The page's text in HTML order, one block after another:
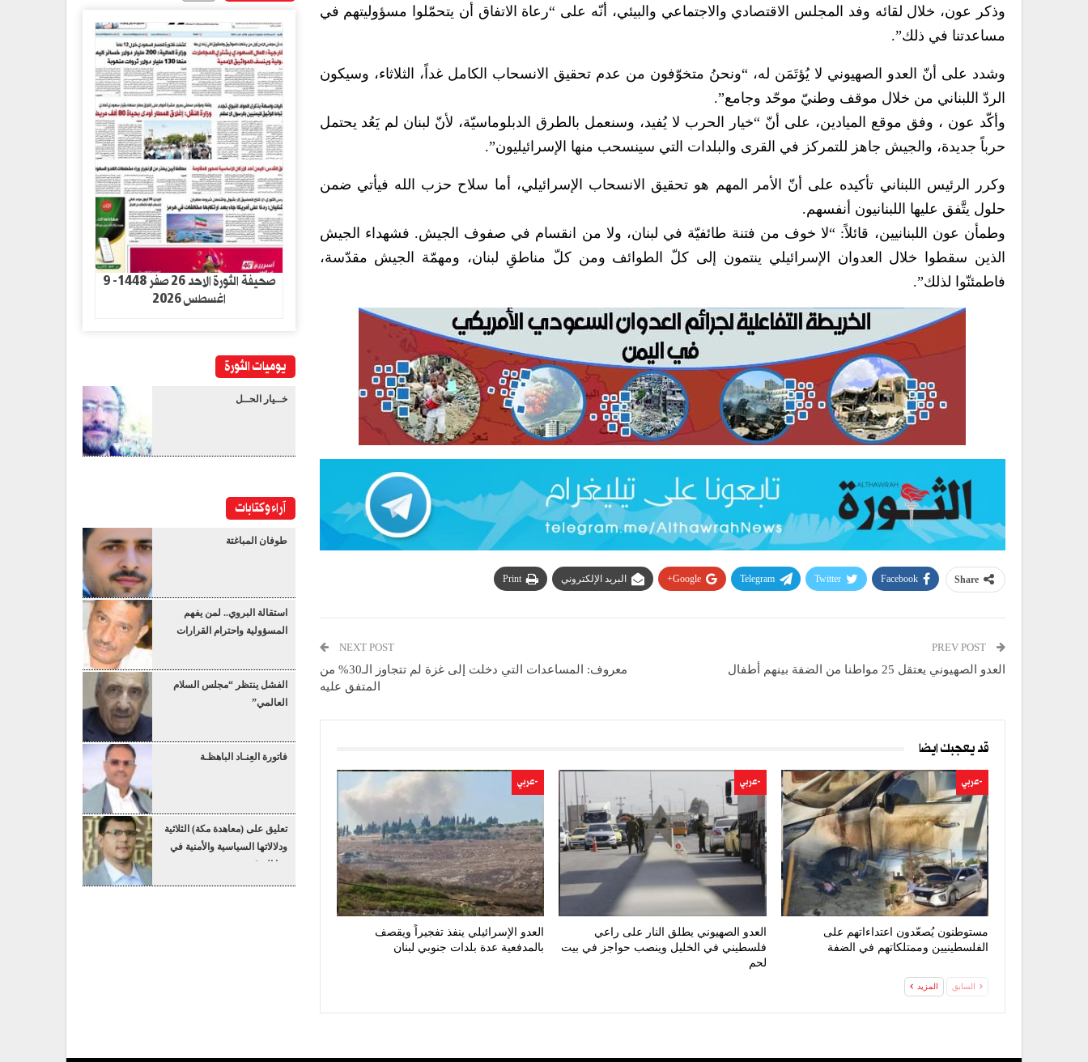
وذكر عون، خلال لقائه وفد المجلس الاقتصادي والاجتماعي والبيئي، أنّه على “رعاة الاتفاق أن يتحمّلوا مسؤوليتهم في
مساعدتنا في ذلك”.
وشدد على أنّ العدو الصهيوني لا يُؤتَمَن له، “ونحنُ متخوّفون من عدم تحقيق الانسحاب الكامل غداً، الثلاثاء، وسيكون
الردّ اللبناني من خلال موقف وطنيّ موحّد وجامع”.
وأكّد عون ، وفق موقع الميادين، على أنّ “خيار الحرب لا يُفيد، وسنعمل بالطرق الدبلوماسيّة، لأنّ لبنان لم يَعُد يحتمل
حرباً جديدة، والجيش جاهز للتمركز في القرى والبلدات التي سينسحب منها الإسرائيليون”.
وكرر الرئيس اللبناني تأكيده على أنّ الأمر المهم هو تحقيق الانسحاب الإسرائيلي، أما سلاح حزب الله فيأتي ضمن
حلول يتَّفق عليها اللبنانيون أنفسهم.
وطمأن عون اللبنانيين، قائلاً: “لا خوف من فتنة طائفيّة في لبنان، ولا من انقسام في صفوف الجيش. فشهداء الجيش
الذين سقطوا خلال العدوان الإسرائيلي ينتمون إلى كلّ الطوائف ومن كلّ مناطقِ لبنان، ومهمّة الجيش مقدّسة،
فاطمئنّوا لذلك”.
Share
Facebook
Twitter
Telegram
Google+ البريد الإلكتروني Print
العدو الصهيوني يعتقل 25 مواطنا من الضفة بينهم أطفال
NEXT POST
معروف: المساعدات التي دخلت إلى غزة لم تتجاوز الـ30% من
المتفق عليه
قد يعجبك ايضا
-عربي
مستوطنون يُصعّدون اعتداءاتهم على
الفلسطينيين وممتلكاتهم في الضفة
-عربي
العدو الصهيوني يطلق النار على راعي
فلسطيني في الخليل وينصب حواجز في بيت
لحم
-عربي
العدو الإسرائيلي ينفذ تفجيراً ويقصف
بالمدفعية عدة بلدات جنوبي لبنان
السابق المزيد
صحيفة الثورة الاحد 26 صفر 1448- 9
اغسطس 2026
يوميات الثورة
خــيار الحــل
آراء وكتابات
طوفان المباغتة
استقالة البروي.. لمن يفهم
المسؤولية واحترام القرارات
الفشل ينتظر “مجلس السلام
العالمي”
فاتورة العِنـاد الباهظـة
تعليق على (معاهدة مكة) الثلاثية
ودلالاتها السياسية والأمنية في
هذا التوقيت